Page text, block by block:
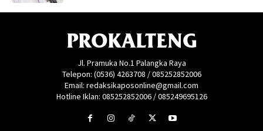
PROKALTENG
Jl. Pramuka No.1 Palangka Raya
Telepon: (0536) 4263708 / 085252852006
Email: redaksikaposonline@gmail.com
Hotline Iklan: 085252852006 / 085249695126